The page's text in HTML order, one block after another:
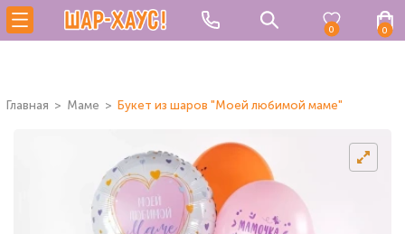
0 0
Главная Маме Букет из шаров "Моей любимой маме"